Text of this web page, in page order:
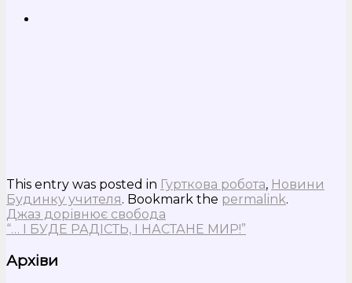
This entry was posted in Гурткова робота, Новини
Будинку учителя. Bookmark the permalink.
Джаз дорівнює свобода
“… І БУДЕ РАДІСТЬ, І НАСТАНЕ МИР!”
Архіви